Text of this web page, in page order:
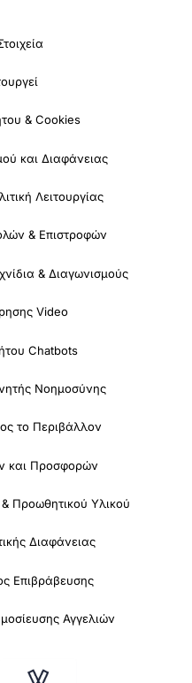
& Cookies
και Διαφάνειας
Λειτουργίας
& Επιστροφών
& Διαγωνισμούς
Video
Chatbots
Νοημοσύνης
το Περιβάλλον
και Προσφορών
Προωθητικού Υλικού
Διαφάνειας
Επιβράβευσης
Αγγελιών